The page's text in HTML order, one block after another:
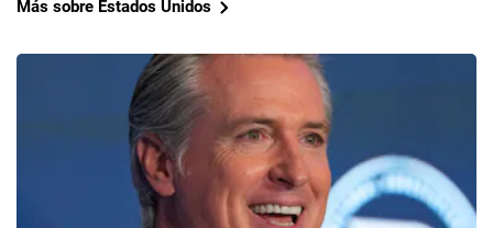
Más sobre Estados Unidos